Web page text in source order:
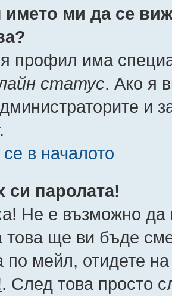
името ми да се
профил има
статус. Ако я
и
в началото
си паролата!
Не е възможно да
това ще ви бъде
по мейл, отидете
. След това просто